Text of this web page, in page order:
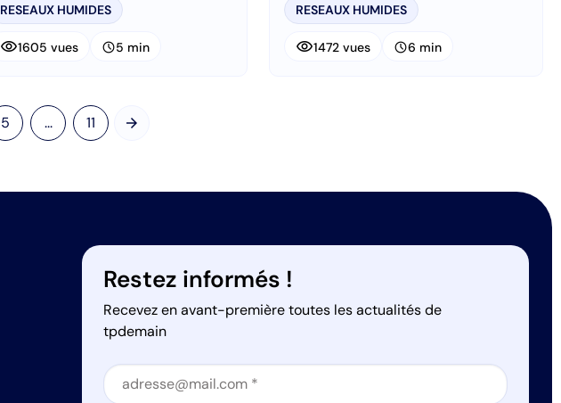
RESEAUX HUMIDES
visibility1605 vues schedule5 min
RESEAUX HUMIDES
visibility1472 vues schedule6 min
5 ... 11 Suivant
arrow_forward
Restez informés !
Recevez en avant-première toutes les actualités de
tpdemain
Section